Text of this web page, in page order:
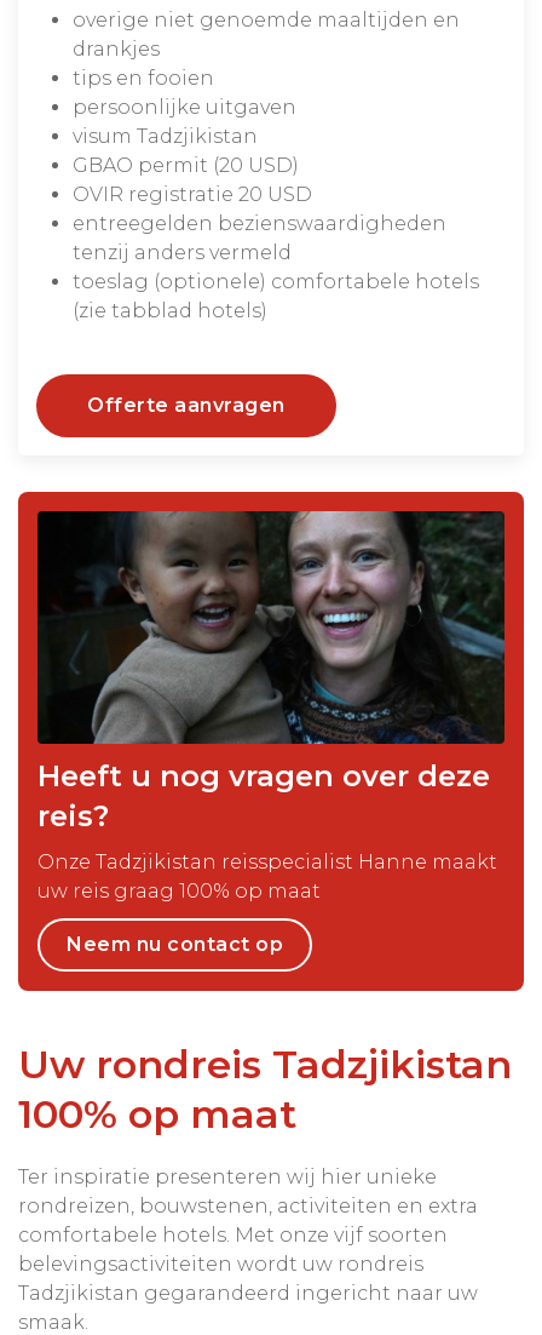
overige niet genoemde maaltijden en
drankjes
tips en fooien
persoonlijke uitgaven
visum Tadzjikistan
GBAO permit (20 USD)
OVIR registratie 20 USD
entreegelden bezienswaardigheden
tenzij anders vermeld
toeslag (optionele) comfortabele hotels
(zie tabblad hotels)
Offerte aanvragen
Heeft u nog vragen over deze
reis?
Onze Tadzjikistan reisspecialist Hanne maakt
uw reis graag 100% op maat
Neem nu contact op
Uw rondreis Tadzjikistan
100% op maat
Ter inspiratie presenteren wij hier unieke
rondreizen, bouwstenen, activiteiten en extra
comfortabele hotels. Met onze vijf soorten
belevingsactiviteiten wordt uw rondreis
Tadzjikistan gegarandeerd ingericht naar uw
smaak.